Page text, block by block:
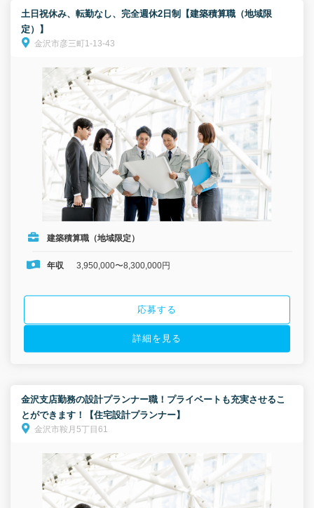
土日祝休み、転勤なし、完全週休2日制【建築積算職（地域限
定）】
金沢市彦三町1-13-43
建築積算職（地域限定）
年収 3,950,000〜8,300,000円
応募する
詳細を見る
金沢支店勤務の設計プランナー職！プライベートも充実させるこ
とができます！【住宅設計プランナー】
金沢市鞍月5丁目61